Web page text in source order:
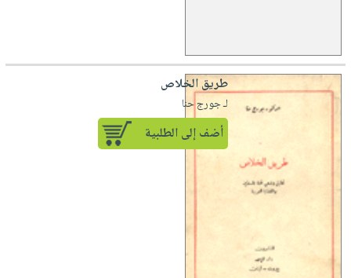
طريق الخلاص
لـ جورج حنا
أضف إلى الطلبية